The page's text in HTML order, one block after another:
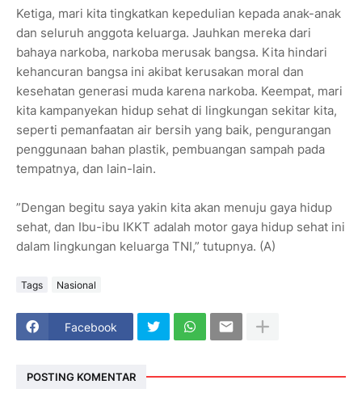
Ketiga, mari kita tingkatkan kepedulian kepada anak-anak
dan seluruh anggota keluarga. Jauhkan mereka dari
bahaya narkoba, narkoba merusak bangsa. Kita hindari
kehancuran bangsa ini akibat kerusakan moral dan
kesehatan generasi muda karena narkoba. Keempat, mari
kita kampanyekan hidup sehat di lingkungan sekitar kita,
seperti pemanfaatan air bersih yang baik, pengurangan
penggunaan bahan plastik, pembuangan sampah pada
tempatnya, dan lain-lain.
”Dengan begitu saya yakin kita akan menuju gaya hidup
sehat, dan Ibu-ibu IKKT adalah motor gaya hidup sehat ini
dalam lingkungan keluarga TNI,” tutupnya. (A)
Tags Nasional
Facebook
POSTING KOMENTAR